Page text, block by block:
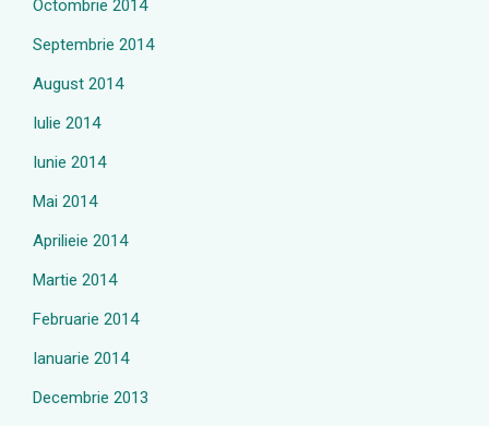
Octombrie 2014
Septembrie 2014
August 2014
Iulie 2014
Iunie 2014
Mai 2014
Aprilieie 2014
Martie 2014
Februarie 2014
Ianuarie 2014
Decembrie 2013